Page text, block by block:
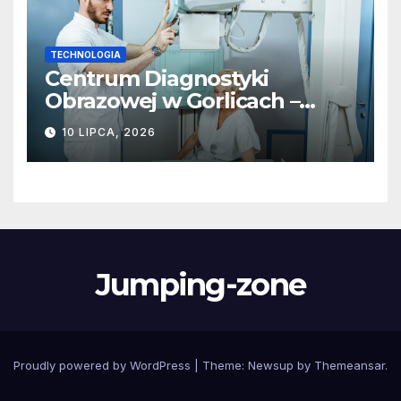
TECHNOLOGIA
Centrum Diagnostyki
Obrazowej w Gorlicach –
nowoczesne metody badań
10 LIPCA, 2026
Jumping-zone
Proudly powered by WordPress Theme: Newsup by Themeansar.